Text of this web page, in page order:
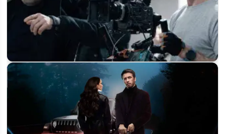
Когда выйдет 5 сезон «Пилигрим» на Пятом канале: дата
премьеры,…